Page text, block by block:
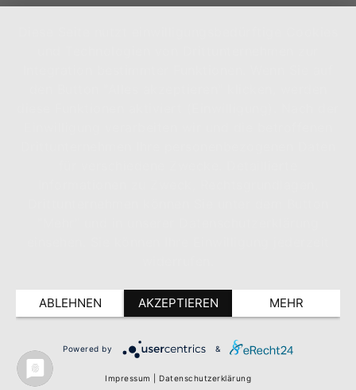
ABLEHNEN AKZEPTIEREN MEHR
Powered by &
Impressum Datenschutzerklärung